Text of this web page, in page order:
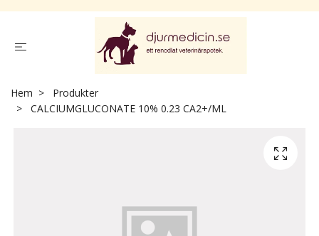
Hem
Produkter
CALCIUMGLUCONATE 10% 0.23 CA2+/ML